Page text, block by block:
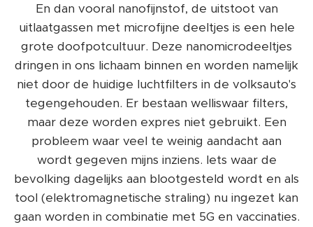
En dan vooral nanofijnstof, de uitstoot van
uitlaatgassen met microfijne deeltjes is een hele
grote doofpotcultuur. Deze nanomicrodeeltjes
dringen in ons lichaam binnen en worden namelijk
niet door de huidige luchtfilters in de volksauto's
tegengehouden. Er bestaan welliswaar filters,
maar deze worden expres niet gebruikt. Een
probleem waar veel te weinig aandacht aan
wordt gegeven mijns inziens. Iets waar de
bevolking dagelijks aan blootgesteld wordt en als
tool (elektromagnetische straling) nu ingezet kan
gaan worden in combinatie met 5G en vaccinaties.